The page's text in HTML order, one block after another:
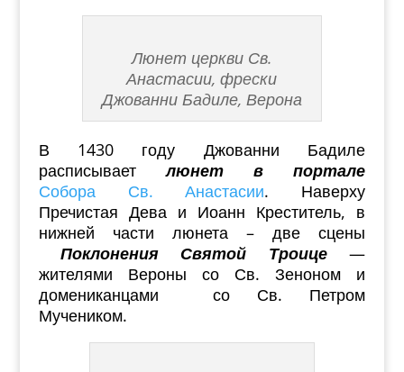
Люнет церкви Св.
Анастасии, фрески
Джованни Бадиле, Верона
В 1430 году Джованни Бадиле
расписываетлюнет в портале
Собора Св. Анастасии. Наверху
Пречистая Дева и Иоанн Креститель, в
нижней части люнета – две сцены
Поклонения Святой Троице—
жителями Вероны со Св. Зеноном и
домениканцами со Св. Петром
Мучеником.